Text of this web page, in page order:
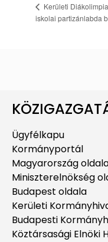
Kerületi
iskolai partizánlabda
Ügyfélkapu
Kormányportál
Magyarország
Miniszterelnökség
Budapest oldala
Kerületi
Budapesti
Köztársasági